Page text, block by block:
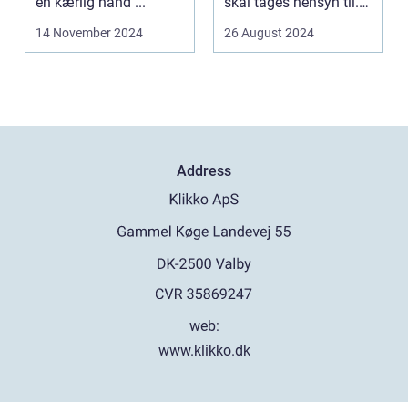
14 November 2024 26 August 2024
Address
web:
www.klikko.dk